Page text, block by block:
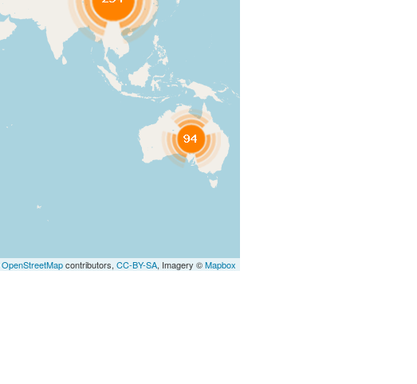
OpenStreetMapcontributors, CC-BY-SA, Imagery ©Mapbox